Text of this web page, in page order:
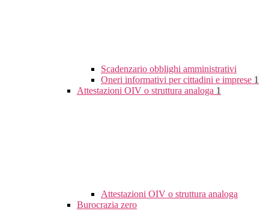
Scadenzario obblighi amministrativi
Oneri informativi per cittadini e imprese 1
Attestazioni OIV o struttura analoga 1
Attestazioni OIV o struttura analoga
Burocrazia zero